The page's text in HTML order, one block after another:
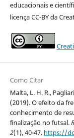
educacionais e
licença CC-BY da
Como Citar
Malta, L. H. R.,
(2019). O efeito da
conhecimento de
finalização no futsal.
2(1), 40-47. https://